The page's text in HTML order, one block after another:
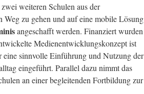
weiteren Schulen aus der
Weg zu gehen und auf eine mobile Lösung
angeschafft werden. Finanziert wurden
Medienentwicklungskonzept ist
sinnvolle Einführung und Nutzung der
eingeführt. Parallel dazu nimmt das
an einer begleitenden Fortbildung zur